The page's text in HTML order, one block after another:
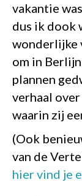
vakantie
dus ik dook
wonderlijke
om in
plannen
verhaal
waarin zij
(Ook
van de
hier vind je